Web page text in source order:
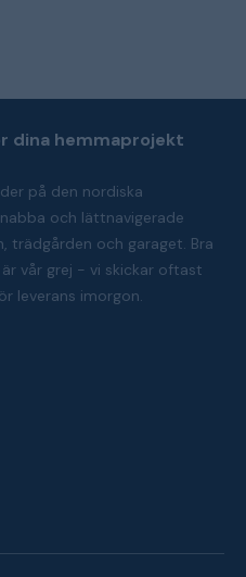
dina hemmaprojekt
på den nordiska
och lättnavigerade
trädgården och garaget. Bra
vår grej - vi skickar oftast
leverans imorgon.